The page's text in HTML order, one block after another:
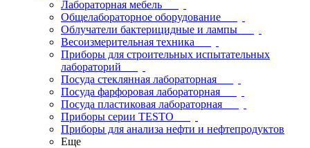
Лабораторная мебель
Общелабораторное оборудование
Облучатели бактерицидные и лампы
Весоизмерительная техника
Приборы для строительных испытательных
лабораторий
Посуда стеклянная лабораторная
Посуда фарфоровая лабораторная
Посуда пластиковая лабораторная
Приборы серии TESTO
Приборы для анализа нефти и нефтепродуктов
Еще